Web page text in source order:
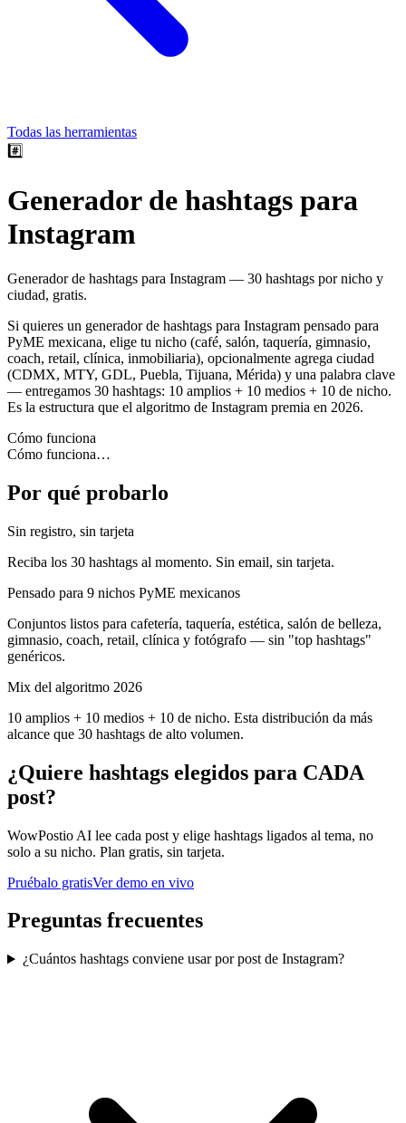
Todas las herramientas
#️⃣
Generador de hashtags para
Instagram
Generador de hashtags para Instagram — 30 hashtags por nicho y
ciudad, gratis.
Si quieres un generador de hashtags para Instagram pensado para
PyME mexicana, elige tu nicho (café, salón, taquería, gimnasio,
coach, retail, clínica, inmobiliaria), opcionalmente agrega ciudad
(CDMX, MTY, GDL, Puebla, Tijuana, Mérida) y una palabra clave
— entregamos 30 hashtags: 10 amplios + 10 medios + 10 de nicho.
Es la estructura que el algoritmo de Instagram premia en 2026.
Cómo funciona
Cómo funciona…
Por qué probarlo
Sin registro, sin tarjeta
Reciba los 30 hashtags al momento. Sin email, sin tarjeta.
Pensado para 9 nichos PyME mexicanos
Conjuntos listos para cafetería, taquería, estética, salón de belleza,
gimnasio, coach, retail, clínica y fotógrafo — sin "top hashtags"
genéricos.
Mix del algoritmo 2026
10 amplios + 10 medios + 10 de nicho. Esta distribución da más
alcance que 30 hashtags de alto volumen.
¿Quiere hashtags elegidos para CADA
post?
WowPostio AI lee cada post y elige hashtags ligados al tema, no
solo a su nicho. Plan gratis, sin tarjeta.
Pruébalo gratisVer demo en vivo
Preguntas frecuentes
¿Cuántos hashtags conviene usar por post de Instagram?